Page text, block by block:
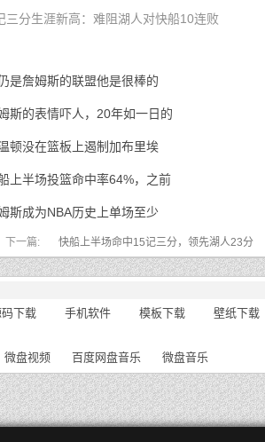
分生涯新高：难阻湖人对快船10连败
是詹姆斯的联盟他是很棒的
斯的表情吓人，20年如一日的
顿没在篮板上遏制加布里埃
上半场投篮命中率64%，之前
斯成为NBA历史上单场至少
下一篇: 快船上半场命中15记三分，领先湖人23分
下载 手机软件 模板下载 壁纸下载
微盘视频 百度网盘音乐 微盘音乐